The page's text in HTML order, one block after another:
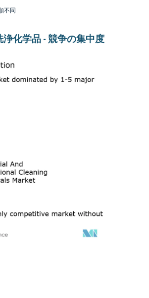
不同
化学品 - 競争の集中度